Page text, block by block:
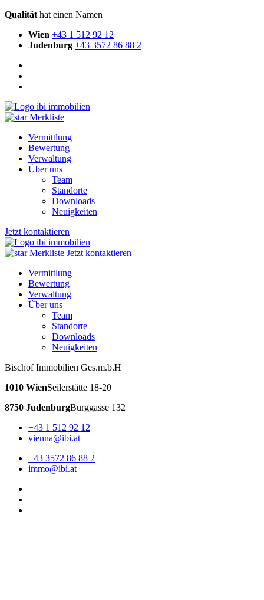
Qualität hat einen Namen
Wien +43 1 512 92 12
Judenburg +43 3572 86 88 2
Merkliste
Vermittlung
Bewertung
Verwaltung
Über uns
Team
Standorte
Downloads
Neuigkeiten
Jetzt kontaktieren
Merkliste Jetzt kontaktieren
Vermittlung
Bewertung
Verwaltung
Über uns
Team
Standorte
Downloads
Neuigkeiten
Bischof Immobilien Ges.m.b.H
1010 WienSeilerstätte 18-20
8750 JudenburgBurggasse 132
+43 1 512 92 12
vienna@ibi.at
+43 3572 86 88 2
immo@ibi.at